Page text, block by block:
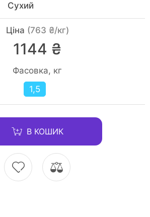
Сухий
Ціна (763 ₴/кг)
1144 ₴
Фасовка, кг
1,5
В КОШИК